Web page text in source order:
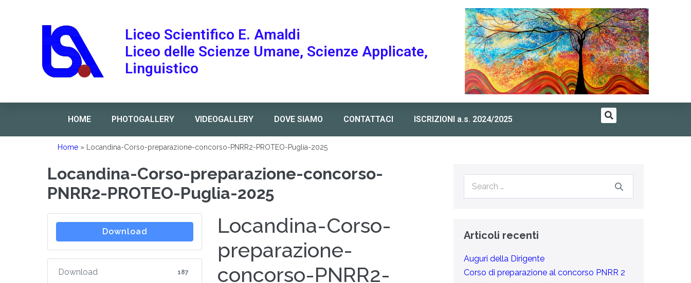
Liceo Scientifico E. Amaldi
Liceo delle Scienze Umane, Scienze Applicate,
Linguistico
HOME PHOTOGALLERY VIDEOGALLERY DOVE SIAMO CONTATTACI ISCRIZIONI a.s. 2024/2025
Home » Locandina-Corso-preparazione-concorso-PNRR2-PROTEO-Puglia-2025
Locandina-Corso-preparazione-concorso-
PNRR2-PROTEO-Puglia-2025
Download
Download 187
Locandina-Corso-
preparazione-
concorso-PNRR2-
Articoli recenti
Auguri della Dirigente
Corso di preparazione al concorso PNRR 2